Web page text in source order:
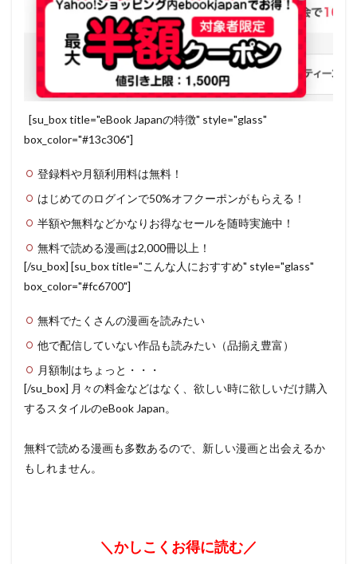
[su_box title="eBook Japanの特徴" style="glass"
box_color="#13c306"]
登録料や月額利用料は無料！
はじめてのログインで50%オフクーポンがもらえる！
半額や無料などかなりお得なセールを随時実施中！
無料で読める漫画は2,000冊以上！
[/su_box] [su_box title="こんな人におすすめ" style="glass"
box_color="#fc6700"]
無料でたくさんの漫画を読みたい
他で配信していない作品も読みたい（品揃え豊富）
月額制はちょっと・・・
[/su_box] 月々の料金などはなく、欲しい時に欲しいだけ購入
するスタイルのeBook Japan。
無料で読める漫画も多数あるので、新しい漫画と出会えるか
もしれません。
＼かしこくお得に読む／